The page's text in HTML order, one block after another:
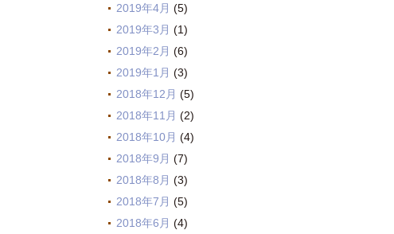
2019年4月 (5)
2019年3月 (1)
2019年2月 (6)
2019年1月 (3)
2018年12月 (5)
2018年11月 (2)
2018年10月 (4)
2018年9月 (7)
2018年8月 (3)
2018年7月 (5)
2018年6月 (4)